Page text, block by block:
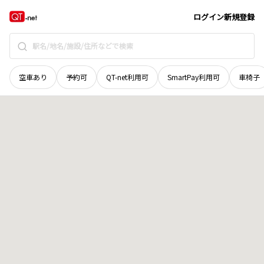
ログイン新規登録
空車あり 予約可 QT-net利用可 SmartPay利用可 車椅子
広島県